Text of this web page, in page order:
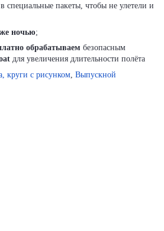
специальные пакеты, чтобы не улетели и
ночью;
обрабатываем безопасным
для увеличения длительности полёта
круги с рисунком Выпускной